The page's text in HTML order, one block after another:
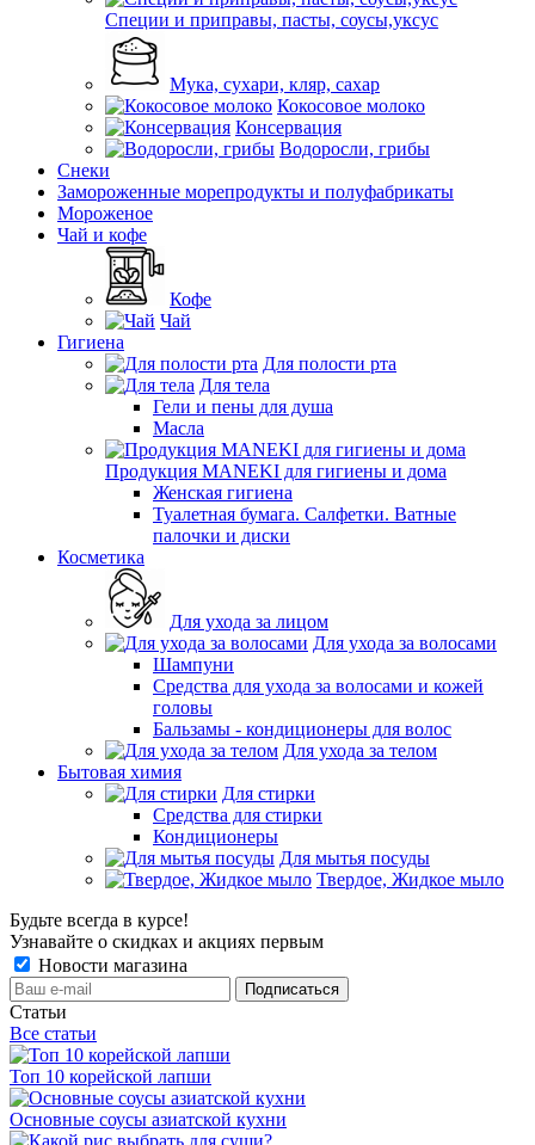
Специи и приправы, пасты, соусы,уксус
Мука, сухари, кляр, сахар
Кокосовое молоко
Консервация
Водоросли, грибы
Снеки
Замороженные морепродукты и полуфабрикаты
Мороженое
Чай и кофе
Кофе
Чай
Гигиена
Для полости рта
Для тела
Гели и пены для душа
Масла
Продукция MANEKI для гигиены и дома
Женская гигиена
Туалетная бумага. Салфетки. Ватные
палочки и диски
Косметика
Для ухода за лицом
Для ухода за волосами
Шампуни
Средства для ухода за волосами и кожей
головы
Бальзамы - кондиционеры для волос
Для ухода за телом
Бытовая химия
Для стирки
Средства для стирки
Кондиционеры
Для мытья посуды
Твердое, Жидкое мыло
Будьте всегда в курсе!
Узнавайте о скидках и акциях первым
Новости магазина
Статьи
Все статьи
Топ 10 корейской лапши
Основные соусы азиатской кухни